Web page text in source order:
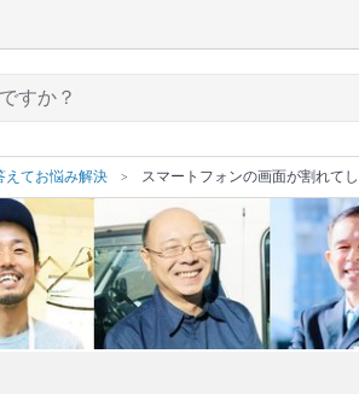
えてお悩み解決 スマートフォンの画面が割れて